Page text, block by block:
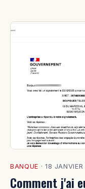
BANQUE · 18
Comment j'ai